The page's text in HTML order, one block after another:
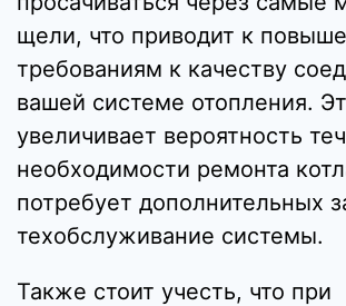
щели, что приводит к
требованиям к качеству
вашей системе отопления.
увеличивает вероятность
необходимости ремонта
потребует дополнительных
техобслуживание системы.
Также стоит учесть, что при